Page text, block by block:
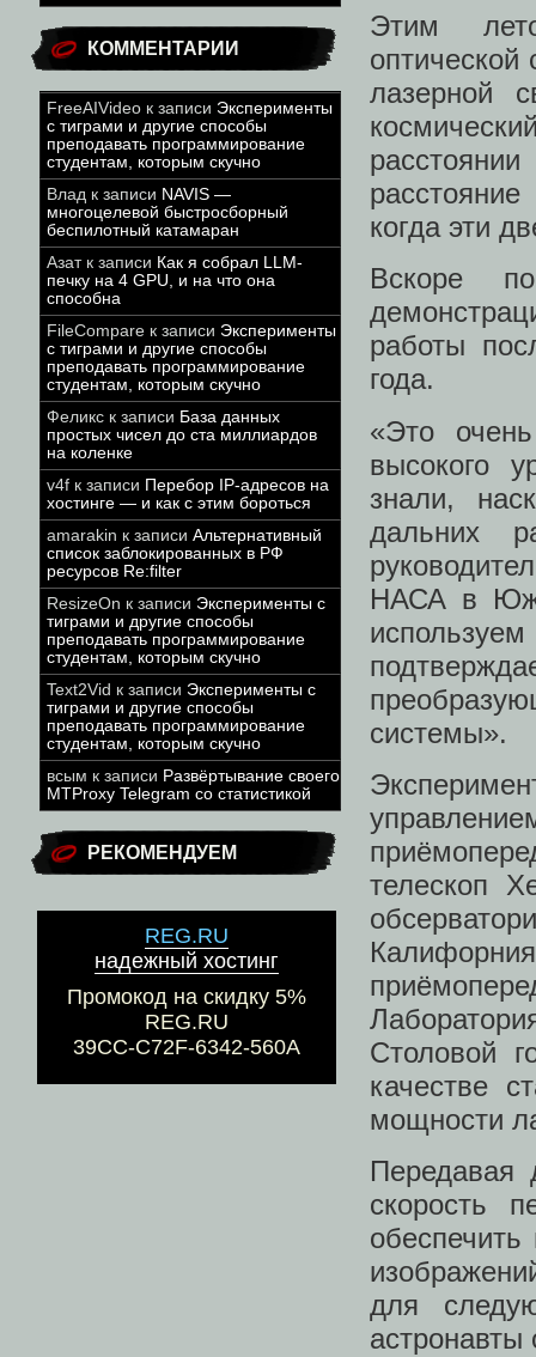
КОММЕНТАРИИ
FreeAIVideo к записи Эксперименты
с тиграми и другие способы
преподавать программирование
студентам, которым скучно
Влад к записи NAVIS —
многоцелевой быстросборный
беспилотный катамаран
Азатк записи Как я собрал LLM-
печку на 4 GPU, и на что она
способна
FileCompare к записи Эксперименты
с тиграми и другие способы
преподавать программирование
студентам, которым скучно
Феликс к записи База данных
простых чисел до ста миллиардов
на коленке
v4f к записи Перебор IP-адресов на
хостинге — и как с этим бороться
amarakin к записи Альтернативный
список заблокированных в РФ
ресурсов Re:filter
ResizeOn к записи Эксперименты с
тиграми и другие способы
преподавать программирование
студентам, которым скучно
Text2Vid к записи Эксперименты с
тиграми и другие способы
преподавать программирование
студентам, которым скучно
всым к записи Развёртывание своего
MTProxy Telegram со статистикой
РЕКОМЕНДУЕМ
REG.RU
надежный хостинг
Промокод на скидку 5%
REG.RU
39CC-C72F-6342-560A
Этим
лазерной
когда эти
Вскоре
работы
года.
«Это
высокого
знали,
дальних
НАСА в
системы».
телескоп
Столовой
качестве
мощности
скорость
для